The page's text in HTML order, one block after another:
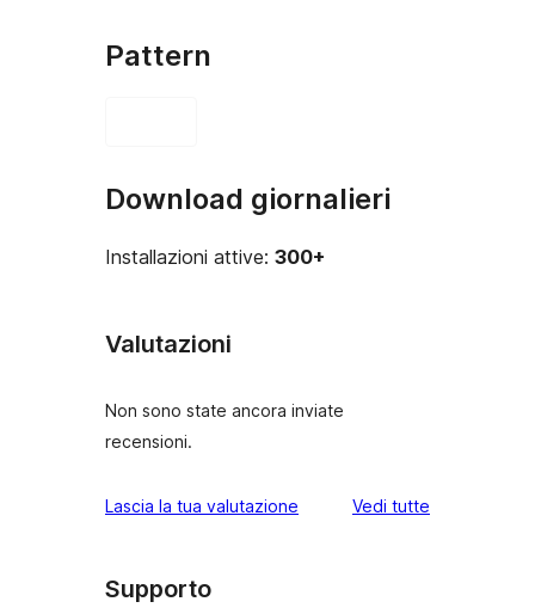
Pattern
Download giornalieri
Installazioni attive: 300+
Valutazioni
Non sono state ancora inviate
recensioni.
Lascia la tua valutazione Vedi tutte
Supporto